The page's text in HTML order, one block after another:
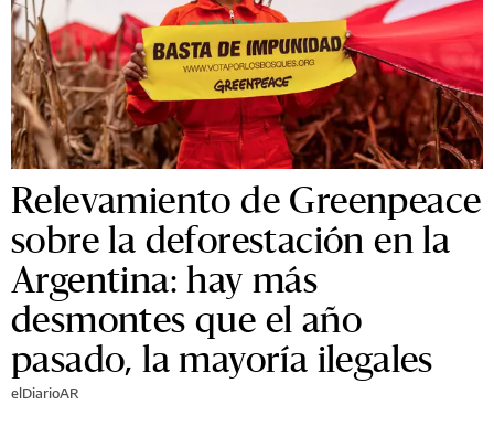
Relevamiento de Greenpeace
sobre la deforestación en la
Argentina: hay más
desmontes que el año
pasado, la mayoría ilegales
elDiarioAR